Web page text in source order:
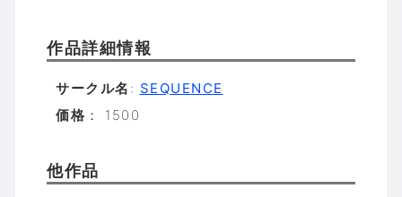
作品詳細情報
サークル名 : SEQUENCE
価格 ： 1500
他作品